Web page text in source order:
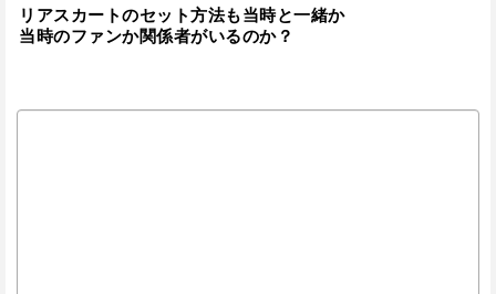
リアスカートのセット方法も当時と一緒か
当時のファンか関係者がいるのか？